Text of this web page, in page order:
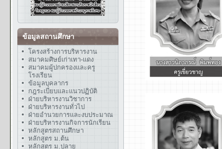
ข้อมูลสถานศึกษา
โครงสร้างการบริหารงาน
สมาคมศิษย์เก่าเทา-แดง
สมาคมผู้ปกครองและครู
โรงเรียน
ข้อมูลบุคลากร
กฎระเบียบและแนวปฏิบัติ
ฝ่ายบริหารงานวิชาการ
ฝ่ายบริหารงานทั่วไป
ฝ่ายอำนวยการและงบประมาณ
ฝ่ายบริหารงานกิจการนักเรียน
หลักสูตรสถานศึกษา
หลักสูตร ม.ต้น
หลักสูตร ม.ปลาย